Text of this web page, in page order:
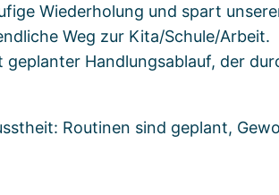
Wiederholung und spart
Weg zur Kita/Schule/Arbeit.
Handlungsablauf, der
Routinen sind geplant,